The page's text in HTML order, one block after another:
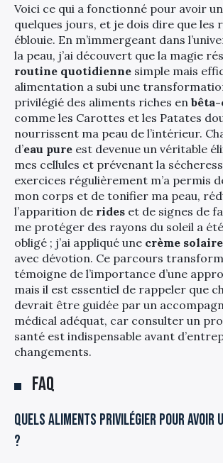
Voici ce qui a fonctionné pour avoir
quelques jours, et je dois dire que les
éblouie. En m’immergeant dans
la peau, j’ai découvert que la magie
routine quotidienne simple mais
alimentation a subi une
privilégié des aliments riches en
comme les Carottes et les Patates
nourrissent ma peau de l’intérieur.
d’eau pure est devenue un véritable
mes cellules et prévenant la
exercices régulièrement m’a permis
mon corps et de tonifier ma peau,
l’apparition de rides et de signes de
me protéger des rayons du soleil a
obligé ; j’ai appliqué une crème solaire
avec dévotion. Ce parcours
témoigne de l’importance d’une
mais il est essentiel de rappeler que
devrait être guidée par un
médical adéquat, car consulter un
santé est indispensable avant
changements.
FAQ
Quels aliments privilégier pour avoir
?